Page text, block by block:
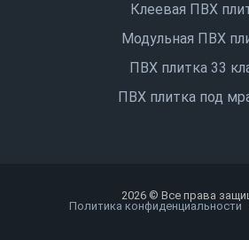
Клеевая ПВХ
Модульная ПВХ
ПВХ плитка 33
ПВХ плитка под
2026 © Все права
Политика конфиденциальности